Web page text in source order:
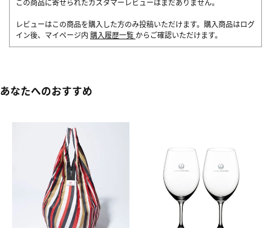
レビューはこの商品を購入した方のみ投稿いただけます。購入商品はログ
イン後、マイページ内 購入履歴一覧 からご確認いただけます。
あなたへのおすすめ